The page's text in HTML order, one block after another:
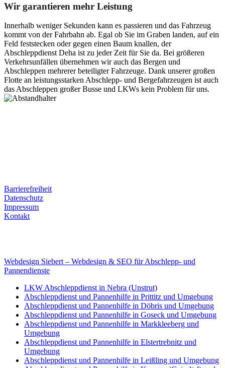
Wir garantieren mehr Leistung
Innerhalb weniger Sekunden kann es passieren und das Fahrzeug
kommt von der Fahrbahn ab. Egal ob Sie im Graben landen, auf ein
Feld feststecken oder gegen einen Baum knallen, der
Abschleppdienst Deha ist zu jeder Zeit für Sie da. Bei größeren
Verkehrsunfällen übernehmen wir auch das Bergen und
Abschleppen mehrerer beteiligter Fahrzeuge. Dank unserer großen
Flotte an leistungsstarken Abschlepp- und Bergefahrzeugen ist auch
das Abschleppen großer Busse und LKWs kein Problem für uns.
Barrierefreiheit
Datenschutz
Impressum
Kontakt
Webdesign Siebert – Webdesign & SEO für Abschlepp- und
Pannendienste
LKW Abschleppdienst in Nebra (Unstrut)
Abschleppdienst und Pannenhilfe in Prittitz und Umgebung
Abschleppdienst und Pannenhilfe in Döbris und Umgebung
Abschleppdienst und Pannenhilfe in Goseck und Umgebung
Abschleppdienst und Pannenhilfe in Markkleeberg und
Umgebung
Abschleppdienst und Pannenhilfe in Elstertrebnitz und
Umgebung
Abschleppdienst und Pannenhilfe in Leißling und Umgebung